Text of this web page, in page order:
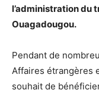
l’administration du
Ouagadougou.
Pendant de
Affaires étrangères
souhait de